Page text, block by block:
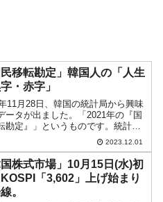
民移転勘定」韓国人の「人生
・赤字」
11月28日、韓国の統計局から興味
ータが出ました。「2021年の『国
勘定』」というものです。統計デ
きでないと、もしかしたら「どう
い」と思われるかもしれません
はとても面白いものなのです。生
からいつ...
2023.12.01
国株式市場」10月15日(水)初
「3,602」上げ始まり
。